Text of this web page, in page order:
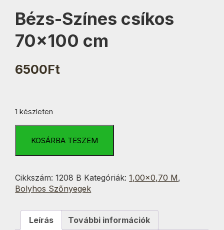
Bézs-Színes csíkos
70×100 cm
6500Ft
1 készleten
Színes
cm
mennyiség
KOSÁRBA TESZEM
Cikkszám:1208 B Kategóriák:1,00×0,70 M,
Bolyhos Szőnyegek
Leírás További információk